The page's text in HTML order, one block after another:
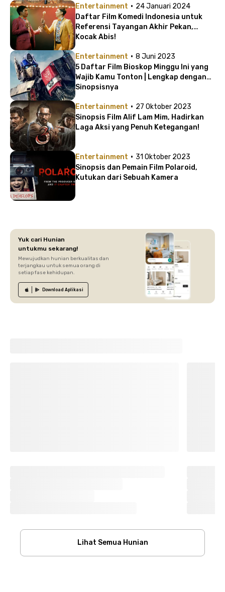
Entertainment · 24 Januari 2024
Daftar Film Komedi Indonesia untuk
Referensi Tayangan Akhir Pekan,
Kocak Abis!
Entertainment · 8 Juni 2023
5 Daftar Film Bioskop Minggu Ini yang
Wajib Kamu Tonton | Lengkap dengan
Sinopsisnya
Entertainment · 27 Oktober 2023
Sinopsis Film Alif Lam Mim, Hadirkan
Laga Aksi yang Penuh Ketegangan!
Entertainment · 31 Oktober 2023
Sinopsis dan Pemain Film Polaroid,
Kutukan dari Sebuah Kamera
Yuk cari Hunian
untukmu sekarang!
Mewujudkan hunian berkualitas dan
terjangkau untuk semua orang di
setiap fase kehidupan.
Download Aplikasi
Lihat Semua Hunian